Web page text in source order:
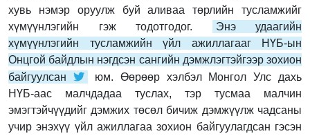
хувь нэмэр оруулж буй аливаа төрлийн тусламжийг
хүмүүнлэгийн гэж тодотгодог.
Энэ удаагийн
хүмүүнлэгийн тусламжийн үйл ажиллагааг НҮБ-ын
Онцгой байдлын нэгдсэн сангийн дэмжлэгтэйгээр зохион
байгуулсан
юм. Өөрөөр хэлбэл Монгол Улс дахь
НҮБ-аас малчдадаа туслах, тэр тусмаа малчин
эмэгтэйчүүдийг дэмжих төсөл бичиж дэмжүүлж чадсаны
учир энэхүү үйл ажиллагаа зохион байгуулагдсан гэсэн